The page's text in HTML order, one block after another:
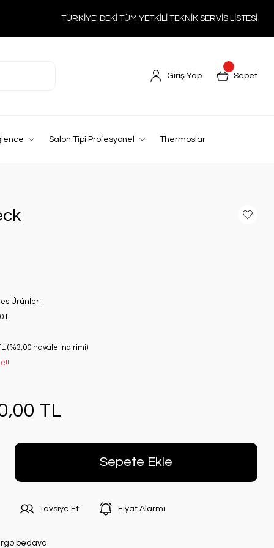
TÜRKİYE' DEKİ TÜM YETKİLİ TEKNİK SERVİS LİSTESİ
Giriş Yap Sepet
Salon Tipi Profesyonel Thermoslar
Ürünleri
(%3,00 havale indirimi)
TL
Sepete Ekle
Tavsiye Et Fiyat Alarmı
bedava